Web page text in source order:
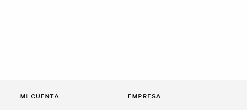
MI CUENTA EMPRESA